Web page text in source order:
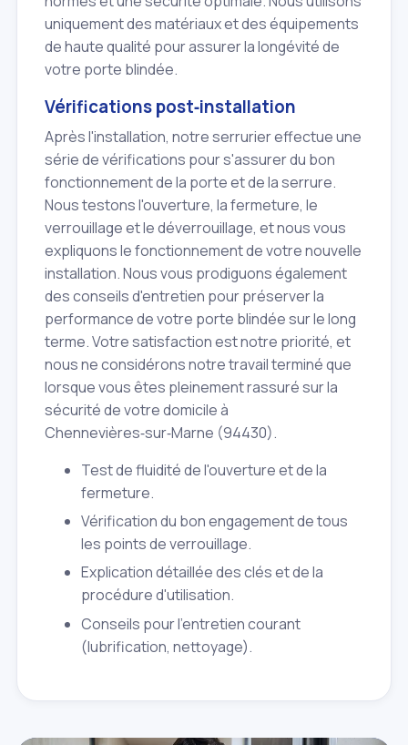
uniquement des matériaux et des équipements
de haute qualité pour assurer la longévité de
votre porte blindée.
Vérifications post‑installation
Après l'installation, notre serrurier effectue une
série de vérifications pour s'assurer du bon
fonctionnement de la porte et de la serrure.
Nous testons l'ouverture, la fermeture, le
verrouillage et le déverrouillage, et nous vous
expliquons le fonctionnement de votre nouvelle
installation. Nous vous prodiguons également
des conseils d'entretien pour préserver la
performance de votre porte blindée sur le long
terme. Votre satisfaction est notre priorité, et
nous ne considérons notre travail terminé que
lorsque vous êtes pleinement rassuré sur la
sécurité de votre domicile à
Chennevières‑sur‑Marne (94430).
Test de fluidité de l'ouverture et de la
fermeture.
Vérification du bon engagement de tous
les points de verrouillage.
Explication détaillée des clés et de la
procédure d'utilisation.
Conseils pour l'entretien courant
(lubrification, nettoyage).